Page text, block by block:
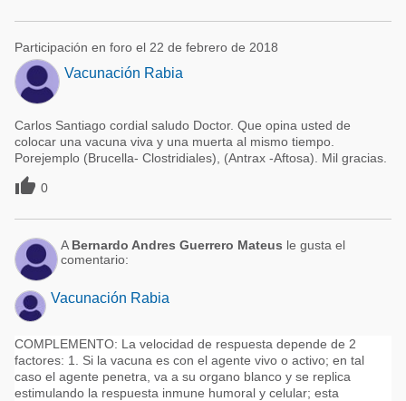
Participación en foro el 22 de febrero de 2018
Vacunación Rabia
Carlos Santiago cordial saludo Doctor. Que opina usted de
colocar una vacuna viva y una muerta al mismo tiempo.
Porejemplo (Brucella- Clostridiales), (Antrax -Aftosa). Mil gracias.
 0
A Bernardo Andres Guerrero Mateus le gusta el
comentario:
Vacunación Rabia
COMPLEMENTO: La velocidad de respuesta depende de 2
factores: 1. Si la vacuna es con el agente vivo o activo; en tal
caso el agente penetra, va a su organo blanco y se replica
estimulando la respuesta inmune humoral y celular; esta